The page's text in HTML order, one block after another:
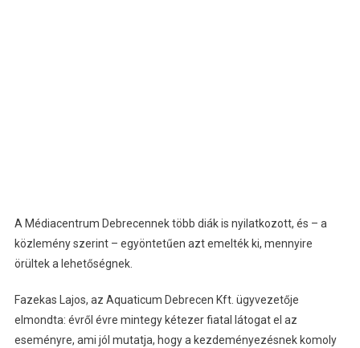
A Médiacentrum Debrecennek több diák is nyilatkozott, és – a
közlemény szerint – egyöntetűen azt emelték ki, mennyire
örültek a lehetőségnek.
Fazekas Lajos, az Aquaticum Debrecen Kft. ügyvezetője
elmondta: évről évre mintegy kétezer fiatal látogat el az
eseményre, ami jól mutatja, hogy a kezdeményezésnek komoly